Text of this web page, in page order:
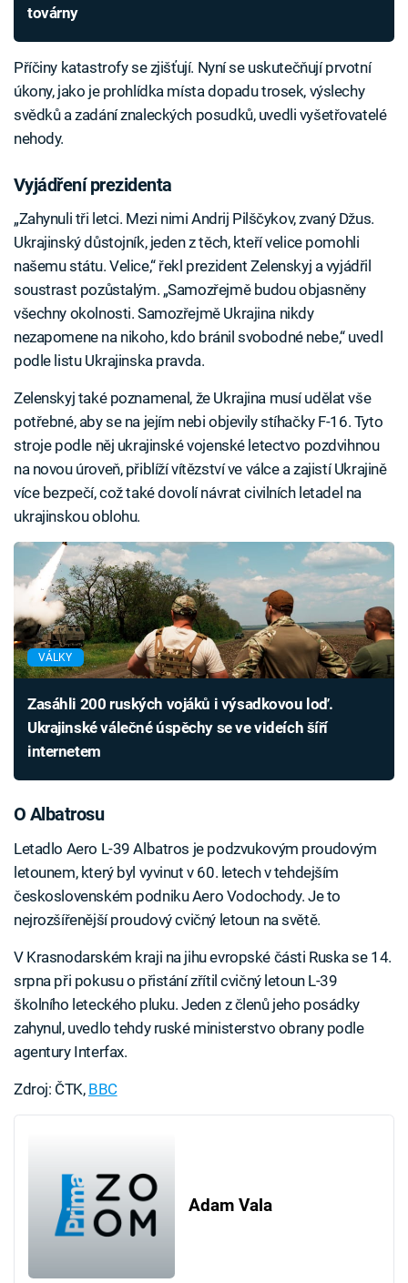
továrny
Příčiny katastrofy se zjišťují. Nyní se uskutečňují prvotní
úkony, jako je prohlídka místa dopadu trosek, výslechy
svědků a zadání znaleckých posudků, uvedli vyšetřovatelé
nehody.
Vyjádření prezidenta
„Zahynuli tři letci. Mezi nimi Andrij Pilščykov, zvaný Džus.
Ukrajinský důstojník, jeden z těch, kteří velice pomohli
našemu státu. Velice,“ řekl prezident Zelenskyj a vyjádřil
soustrast pozůstalým. „Samozřejmě budou objasněny
všechny okolnosti. Samozřejmě Ukrajina nikdy
nezapomene na nikoho, kdo bránil svobodné nebe,“ uvedl
podle listu Ukrajinska pravda.
Zelenskyj také poznamenal, že Ukrajina musí udělat vše
potřebné, aby se na jejím nebi objevily stíhačky F-16. Tyto
stroje podle něj ukrajinské vojenské letectvo pozdvihnou
na novou úroveň, přiblíží vítězství ve válce a zajistí Ukrajině
více bezpečí, což také dovolí návrat civilních letadel na
ukrajinskou oblohu.
VÁLKY
Zasáhli 200 ruských vojáků i výsadkovou loď.
Ukrajinské válečné úspěchy se ve videích šíří
internetem
O Albatrosu
Letadlo Aero L-39 Albatros je podzvukovým proudovým
letounem, který byl vyvinut v 60. letech v tehdejším
československém podniku Aero Vodochody. Je to
nejrozšířenější proudový cvičný letoun na světě.
V Krasnodarském kraji na jihu evropské části Ruska se 14.
srpna při pokusu o přistání zřítil cvičný letoun L-39
školního leteckého pluku. Jeden z členů jeho posádky
zahynul, uvedlo tehdy ruské ministerstvo obrany podle
agentury Interfax.
Zdroj: ČTK, BBC
Adam Vala